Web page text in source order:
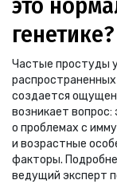
Частые простуды
создается
возникает вопрос:
о проблемах с
и возрастные
факторы.
ведущий эксперт